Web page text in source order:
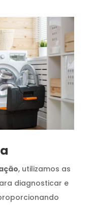
, utilizamos as
diagnosticar e